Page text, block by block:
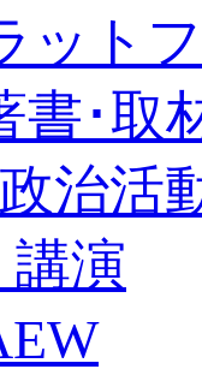
ット
書･取
治活
講演